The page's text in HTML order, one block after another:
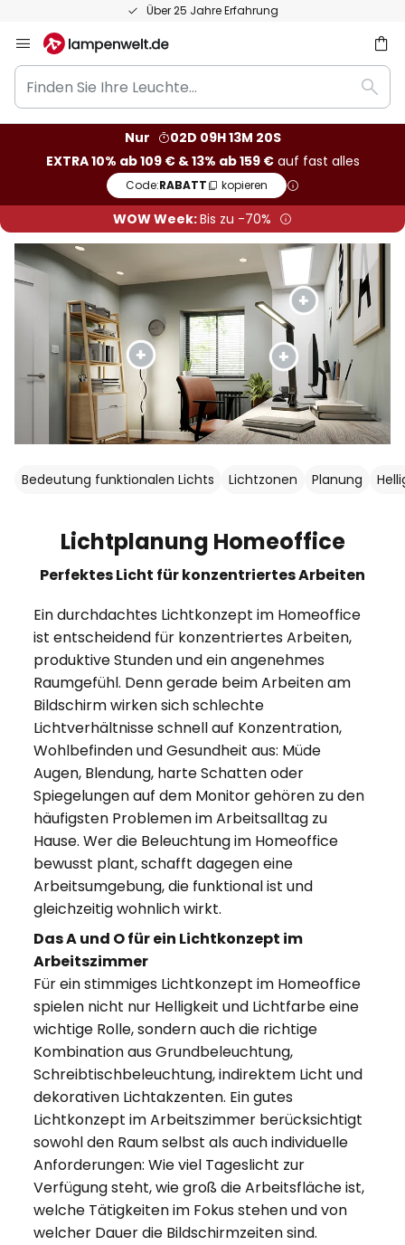
50 Tage kostenlose Retoure
Inhalt
springen
Finden
Sie
Ihre
Nur
02D 09H 13M 17S
EXTRA 10% ab 109 € & 13% ab 159 €auf fast alles
Code:RABATT kopieren
WOW Week:Bis zu -70%
Bedeutung funktionalen Lichts Lichtzonen Planung
Lichtplanung Homeoffice
Perfektes Licht für konzentriertes Arbeiten
Ein durchdachtes Lichtkonzept im Homeoffice
ist entscheidend für konzentriertes Arbeiten,
produktive Stunden und ein angenehmes
Raumgefühl. Denn gerade beim Arbeiten am
Bildschirm wirken sich schlechte
Lichtverhältnisse schnell auf Konzentration,
Wohlbefinden und Gesundheit aus: Müde
Augen, Blendung, harte Schatten oder
Spiegelungen auf dem Monitor gehören zu den
häufigsten Problemen im Arbeitsalltag zu
Hause. Wer die Beleuchtung im Homeoffice
bewusst plant, schafft dagegen eine
Arbeitsumgebung, die funktional ist und
gleichzeitig wohnlich wirkt.
Das A und O für ein Lichtkonzept im
Arbeitszimmer
Für ein stimmiges Lichtkonzept im Homeoffice
spielen nicht nur Helligkeit und Lichtfarbe eine
wichtige Rolle, sondern auch die richtige
Kombination aus Grundbeleuchtung,
Schreibtischbeleuchtung, indirektem Licht und
dekorativen Lichtakzenten. Ein gutes
Lichtkonzept im Arbeitszimmer berücksichtigt
sowohl den Raum selbst als auch individuelle
Anforderungen: Wie viel Tageslicht zur
Verfügung steht, wie groß die Arbeitsfläche ist,
welche Tätigkeiten im Fokus stehen und von
welcher Dauer die Bildschirmzeiten sind.